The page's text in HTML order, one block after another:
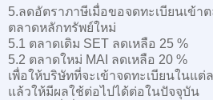
5.ลดอัตราภาษีเมื่อขอจดทะเบียนเข้า
ตลาดหลักทรัพย์ใหม่
5.1 ตลาดเดิม SET ลดเหลือ 25 %
5.2 ตลาดใหม่ MAI ลดเหลือ 20 %
เพื่อให้บริษัทที่จะเข้าจดทะเบียนในแต่
แล้วให้มีผลใช้ต่อไปได้ต่อในปัจจุบัน